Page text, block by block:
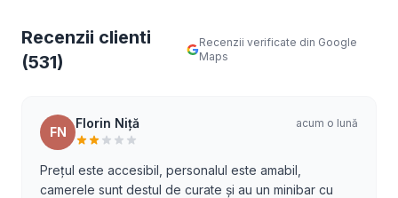
Recenzii clienti
(531)
Recenzii verificate din Google
Maps
FN
Florin Niţă acum o lună
Prețul este accesibil, personalul este amabil,
camerele sunt destul de curate și au un minibar cu